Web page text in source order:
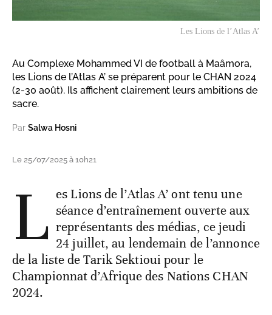
Les Lions de l’Atlas A’
Au Complexe Mohammed VI de football à Maâmora,
les Lions de l’Atlas A’ se préparent pour le CHAN 2024
(2-30 août). Ils affichent clairement leurs ambitions de
sacre.
Par Salwa Hosni
Le 25/07/2025 à 10h21
L es Lions de l’Atlas A’ ont tenu une
séance d’entraînement ouverte aux
représentants des médias, ce jeudi
24 juillet, au lendemain de l’annonce
de la liste de Tarik Sektioui pour le
Championnat d’Afrique des Nations CHAN
2024.